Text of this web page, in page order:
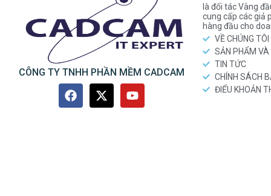
CÔNG TY TNHH PHẦN MỀM CADCAM
là đối tác Vàng
cung cấp các giả
hàng đầu cho
VỀ CHÚNG TÔI
SẢN PHẨM VÀ
TIN TỨC
CHÍNH SÁCH
ĐIỂU KHOẢN